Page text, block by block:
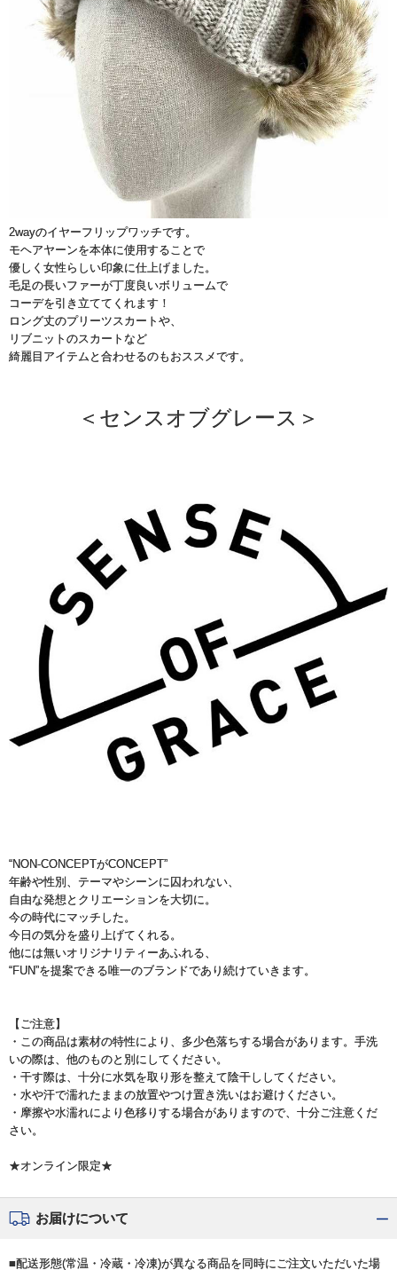
2wayのイヤーフリップワッチです。
モヘアヤーンを本体に使用することで
優しく女性らしい印象に仕上げました。
毛足の長いファーが丁度良いボリュームで
コーデを引き立ててくれます！
ロング丈のプリーツスカートや、
リブニットのスカートなど
綺麗目アイテムと合わせるのもおススメです。
＜センスオブグレース＞
“NON-CONCEPTがCONCEPT”
年齢や性別、テーマやシーンに囚われない、
自由な発想とクリエーションを大切に。
今の時代にマッチした。
今日の気分を盛り上げてくれる。
他には無いオリジナリティーあふれる、
“FUN”を提案できる唯一のブランドであり続けていきます。
【ご注意】
・この商品は素材の特性により、多少色落ちする場合があります。手洗
いの際は、他のものと別にしてください。
・干す際は、十分に水気を取り形を整えて陰干ししてください。
・水や汗で濡れたままの放置やつけ置き洗いはお避けください。
・摩擦や水濡れにより色移りする場合がありますので、十分ご注意くだ
さい。
★オンライン限定★
お届けについて
■配送形態(常温・冷蔵・冷凍)が異なる商品を同時にご注文いただいた場